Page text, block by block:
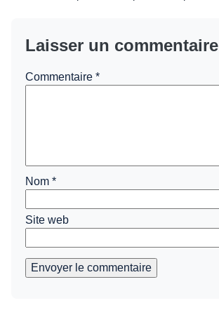
Laisser un commentaire
Commentaire *
Nom *
Site web
Envoyer le commentaire